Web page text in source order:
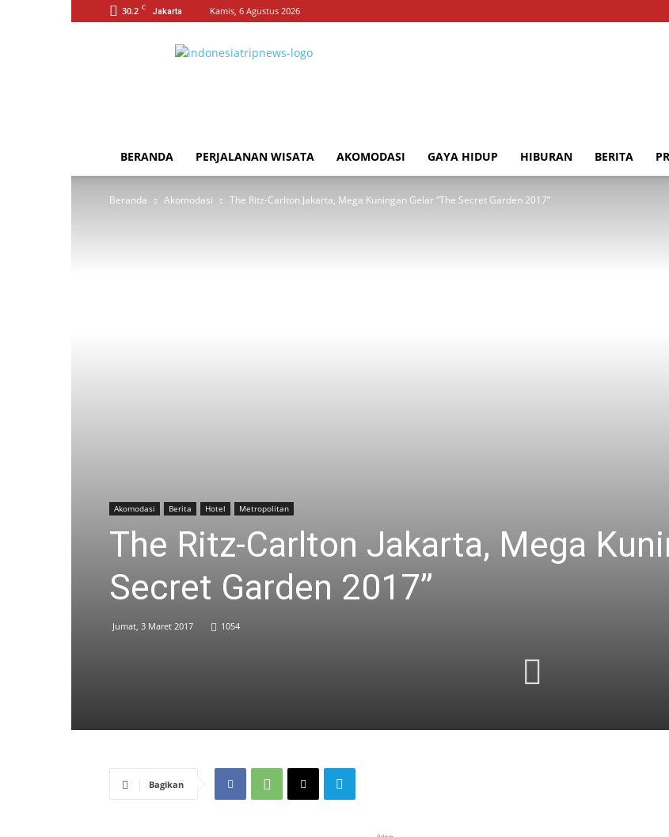
30.2 C Jakarta Kamis, 6 Agustus 2026
Indonesia
BERANDA PERJALANAN WISATA AKOMODASI GAYA HIDUP HIBURAN BERITA
Beranda Akomodasi The Ritz-Carlton Jakarta, Mega Kuningan Gelar “The Secret Garden 2017”
Akomodasi Berita Hotel Metropolitan
The Ritz-Carlton Jakarta, Mega
Secret Garden 2017”
Jumat, 3 Maret 2017 1054
Bagikan